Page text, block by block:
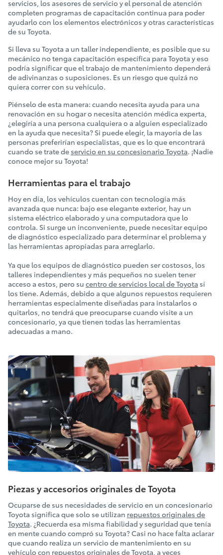
servicios, los asesores de servicio y el personal de atención
completen programas de capacitación continua para poder
ayudarlo con los elementos electrónicos y otras características
de su Toyota.
Si lleva su Toyota a un taller independiente, es posible que su
mecánico no tenga capacitación específica para Toyota y eso
podría significar que el trabajo de mantenimiento dependerá
de adivinanzas o suposiciones. Es un riesgo que quizá no
quiera correr con su vehículo.
Piénselo de esta manera: cuando necesita ayuda para una
renovación en su hogar o necesita atención médica experta,
¿elegiría a una persona cualquiera o a alguien especializado
en la ayuda que necesita? Si puede elegir, la mayoría de las
personas preferirían especialistas, que es lo que encontrará
cuando se trate de servicio en su concesionario Toyota. ¡Nadie
conoce mejor su Toyota!
Herramientas para el trabajo
Hoy en día, los vehículos cuentan con tecnología más
avanzada que nunca: bajo ese elegante exterior, hay un
sistema eléctrico elaborado y una computadora que lo
controla. Si surge un inconveniente, puede necesitar equipo
de diagnóstico especializado para determinar el problema y
las herramientas apropiadas para arreglarlo.
Ya que los equipos de diagnóstico pueden ser costosos, los
talleres independientes y más pequeños no suelen tener
acceso a estos, pero su centro de servicios local de Toyota sí
los tiene. Además, debido a que algunos repuestos requieren
herramientas especialmente diseñadas para instalarlos o
quitarlos, no tendrá que preocuparse cuando visite a un
concesionario, ya que tienen todas las herramientas
adecuadas a mano.
Piezas y accesorios originales de Toyota
Ocuparse de sus necesidades de servicio en un concesionario
Toyota significa que solo se utilizan repuestos originales de
Toyota. ¿Recuerda esa misma fiabilidad y seguridad que tenía
en mente cuando compró su Toyota? Casi no hace falta aclarar
que cuando realiza un servicio de mantenimiento en su
vehículo con repuestos originales de Toyota, a veces